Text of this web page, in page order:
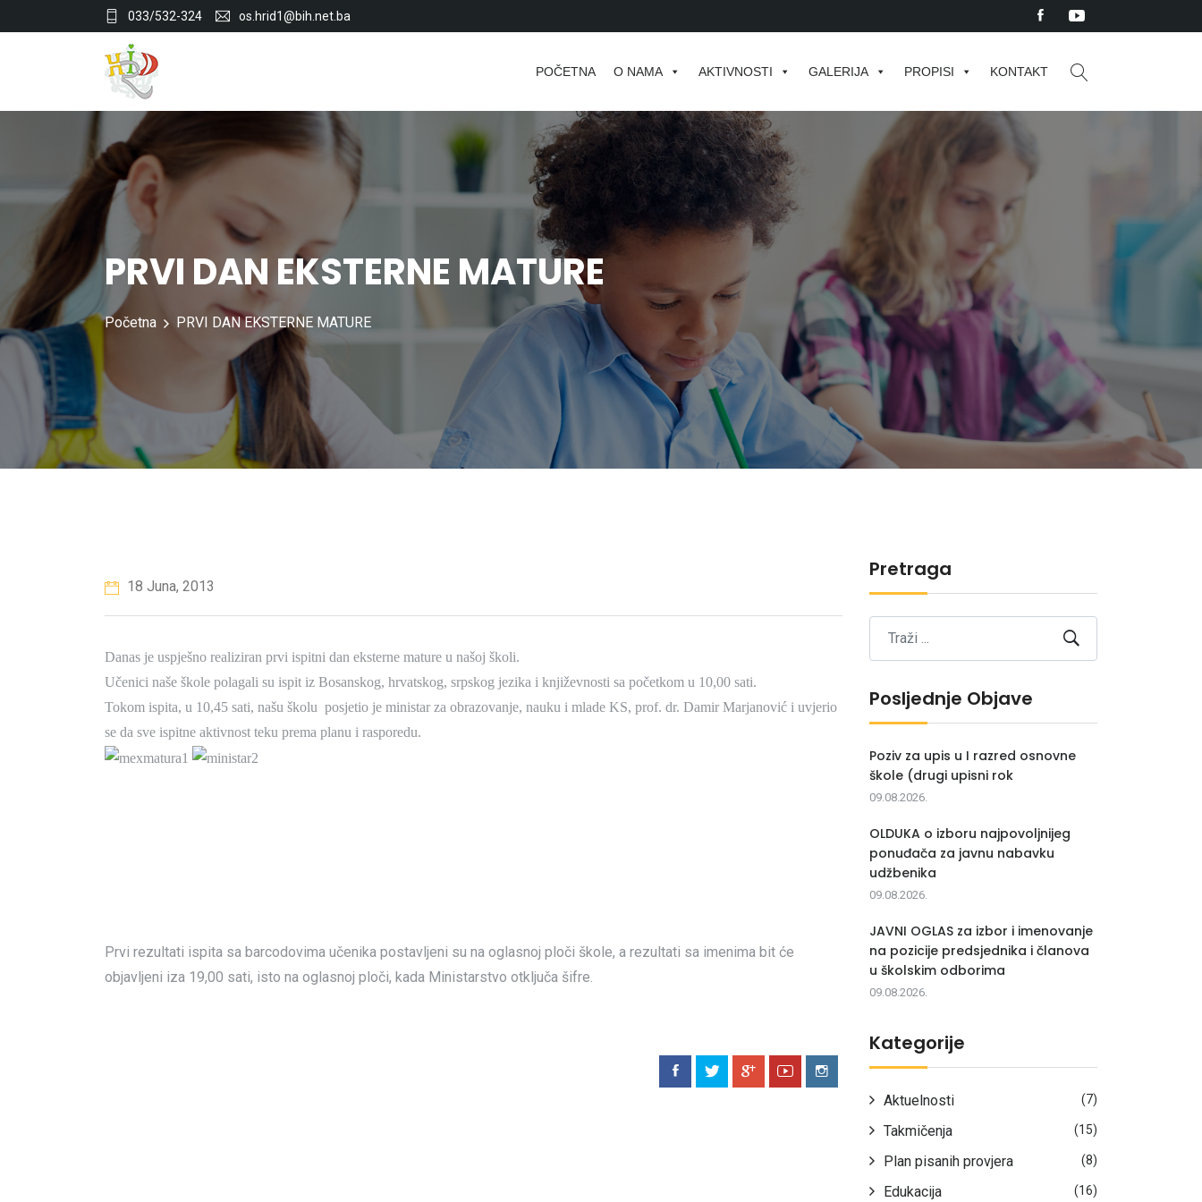
033/532-324 os.hrid1@bih.net.ba
POČETNA O NAMA AKTIVNOSTI GALERIJA PROPISI KONTAKT
PRVI DAN EKSTERNE MATURE
Početna PRVI DAN EKSTERNE MATURE
18 Juna, 2013
Danas je uspješno realiziran prvi ispitni dan eksterne mature u našoj školi.
Učenici naše škole polagali su ispit iz Bosanskog, hrvatskog, srpskog jezika i književnosti sa početkom u 10,00 sati.
Tokom ispita, u 10,45 sati, našu školu posjetio je ministar za obrazovanje, nauku i mlade KS, prof. dr. Damir Marjanović i uvjerio
se da sve ispitne aktivnost teku prema planu i rasporedu.
Prvi rezultati ispita sa barcodovima učenika postavljeni su na oglasnoj ploči škole, a rezultati sa imenima bit će
objavljeni iza 19,00 sati, isto na oglasnoj ploči, kada Ministarstvo otključa šifre.
Pretraga
Posljednje Objave
Poziv za upis u I razred osnovne
škole (drugi upisni rok
09.08.2026.
OLDUKA o izboru najpovoljnijeg
ponuđača za javnu nabavku
udžbenika
09.08.2026.
JAVNI OGLAS za izbor i imenovanje
na pozicije predsjednika i članova
u školskim odborima
09.08.2026.
Kategorije
Aktuelnosti (7)
Takmičenja (15)
Plan pisanih provjera (8)
Edukacija (16)